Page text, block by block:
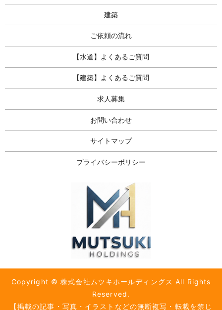
建築
ご依頼の流れ
【水道】よくあるご質問
【建築】よくあるご質問
求人募集
お問い合わせ
サイトマップ
プライバシーポリシー
Copyright © 株式会社ムツキホールディングス All Rights
Reserved.
【掲載の記事・写真・イラストなどの無断複写・転載を禁じ